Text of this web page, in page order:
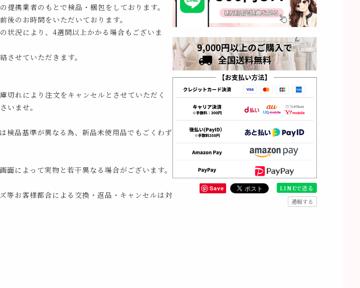
提携業者のもとで検品・梱包をしております。
後のお時間をいただいております。
状況により、4週間以上かかる場合もございま
させていただきます。
切れにより注文をキャンセルとさせていただく
いませ。
検品基準が異なる為、新品未使用品でもごくわず
面によって実物と若干異なる場合がございます。
等お客様都合による交換・返品・キャンセルは対
Save
LINEで送る
通報する